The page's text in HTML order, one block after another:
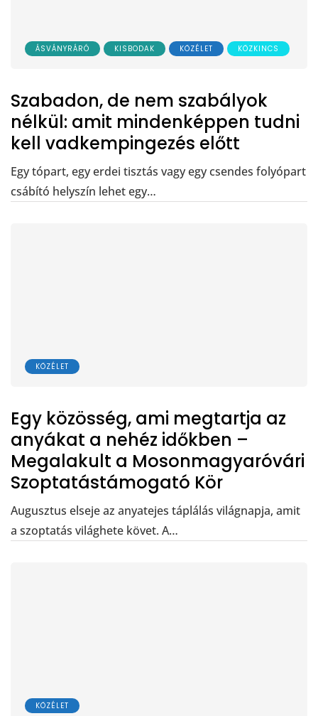
ÁSVÁNYRÁRÓ KISBODAK KÖZÉLET KÖZKINCS
Szabadon, de nem szabályok
nélkül: amit mindenképpen tudni
kell vadkempingezés előtt
Egy tópart, egy erdei tisztás vagy egy csendes folyópart
csábító helyszín lehet egy…
KÖZÉLET
Egy közösség, ami megtartja az
anyákat a nehéz időkben –
Megalakult a Mosonmagyaróvári
Szoptatástámogató Kör
Augusztus elseje az anyatejes táplálás világnapja, amit
a szoptatás világhete követ. A…
KÖZÉLET